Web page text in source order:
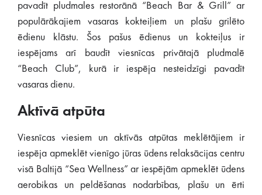
pavadīt pludmales restorānā “Beach Bar & Grill” ar
populārākajiem vasaras kokteiļiem un plašu grilēto
ēdienu klāstu. Šos pašus ēdienus un kokteiļus ir
iespējams arī baudīt viesnīcas privātajā pludmalē
“Beach Club”, kurā ir iespēja nesteidzīgi pavadīt
vasaras dienu.
Aktīvā atpūta
Viesnīcas viesiem un aktīvās atpūtas meklētājiem ir
iespēja apmeklēt vienīgo jūras ūdens relaksācijas centru
visā Baltijā “Sea Wellness” ar iespējām apmeklēt ūdens
aerobikas un peldēšanas nodarbības, plašu un ērti